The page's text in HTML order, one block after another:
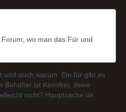
wo man das Für und
und auch warum. Ein für gibt es
Behälter ist Keimfrei, deine
nicht? Hauptsache dir